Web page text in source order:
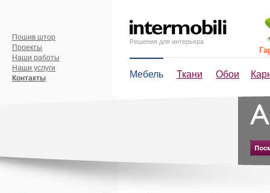
Решения для интерьера
Мебель Ткани Обои
Пошив штор
Проекты
Наши работы
Наши услуги
Контакты